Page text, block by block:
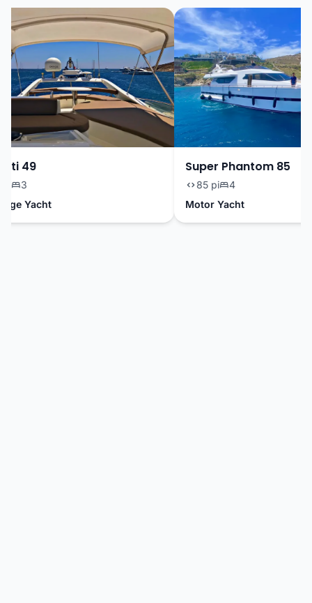
49
3
Yacht
Super Phantom 85
85 pi
4
Motor Yacht